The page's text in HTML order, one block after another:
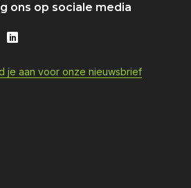
ons op sociale media
je aan voor onze nieuwsbrief